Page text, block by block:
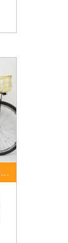
サイクリング・ツーリング・ポタリング